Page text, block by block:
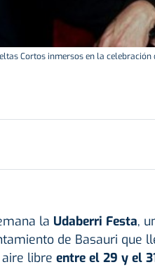
Cortos inmersos en la
la Udaberri Festa,
de Basauri que
libre entre el 29 y el